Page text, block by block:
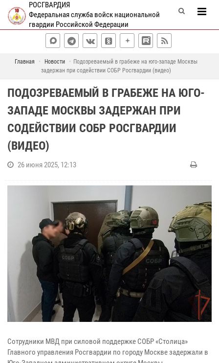
РОСГВАРДИЯ
Федеральная служба войск национальной
гвардии Российской Федерации
Главная Новости
Подозреваемый в грабеже на юго-западе Москвы
задержан при содействии СОБР Росгвардии (видео)
ПОДОЗРЕВАЕМЫЙ В ГРАБЕЖЕ НА ЮГО-
ЗАПАДЕ МОСКВЫ ЗАДЕРЖАН ПРИ
СОДЕЙСТВИИ СОБР РОСГВАРДИИ
(ВИДЕО)
26 июня 2025, 12:13
Сотрудники МВД при силовой поддержке СОБР «Столица»
Главного управления Росгвардии по городу Москве задержали в